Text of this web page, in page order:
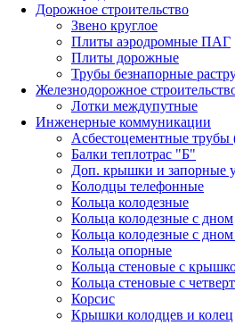
Дорожное строительство
Звено круглое
Плиты аэродромные ПАГ
Плиты дорожные
Трубы безнапорные
Железнодорожное
Лотки междупутные
Инженерные коммуникации
Асбестоцементные трубы
Балки теплотрас "Б"
Доп. крышки и запорные
Колодцы телефонные
Кольца колодезные
Кольца колодезные с дном
Кольца колодезные с
Кольца опорные
Кольца стеновые с
Кольца стеновые с
Корсис
Крышки колодцев и колец